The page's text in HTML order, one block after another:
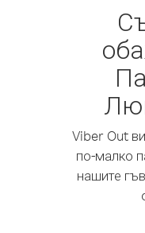
Viber Out
по-малко
нашите